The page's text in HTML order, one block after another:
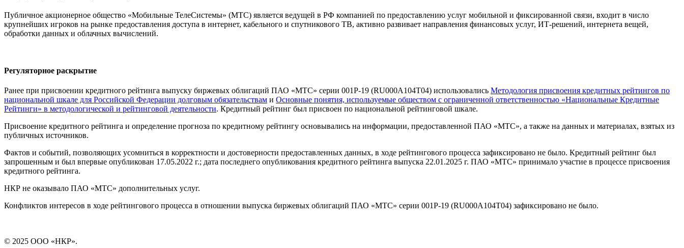
Публичное акционерное общество «Мобильные ТелеСистемы» (МТС) является ведущей в РФ компанией по предоставлению услуг мобильной и фиксированной связи, входит в число
крупнейших игроков на рынке предоставления доступа в интернет, кабельного и спутникового ТВ, активно развивает направления финансовых услуг, ИТ-решений, интернета вещей,
обработки данных и облачных вычислений.
Регуляторное раскрытие
Ранее при присвоении кредитного рейтинга выпуску биржевых облигаций ПАО «МТС» серии 001Р-19 (RU000A104T04) использовались Методология присвоения кредитных рейтингов по
национальной шкале для Российской Федерации долговым обязательствам и Основные понятия, используемые обществом с ограниченной ответственностью «Национальные Кредитные
Рейтинги» в методологической и рейтинговой деятельности. Кредитный рейтинг был присвоен по национальной рейтинговой шкале.
Присвоение кредитного рейтинга и определение прогноза по кредитному рейтингу основывались на информации, предоставленной ПАО «МТС», а также на данных и материалах, взятых из
публичных источников.
Фактов и событий, позволяющих усомниться в корректности и достоверности предоставленных данных, в ходе рейтингового процесса зафиксировано не было. Кредитный рейтинг был
запрошенным и был впервые опубликован 17.05.2022 г.; дата последнего опубликования кредитного рейтинга выпуска 22.01.2025 г. ПАО «МТС» принимало участие в процессе присвоения
кредитного рейтинга.
НКР не оказывало ПАО «МТС» дополнительных услуг.
Конфликтов интересов в ходе рейтингового процесса в отношении выпуска биржевых облигаций ПАО «МТС» серии 001Р-19 (RU000A104T04) зафиксировано не было.
© 2025 ООО «НКР».